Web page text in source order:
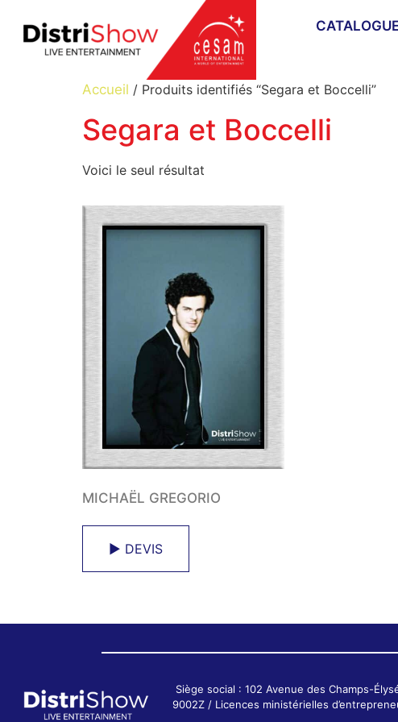
Accueil / Produits identifiés “Segara et Boccelli”
Segara et Boccelli
Voici le seul résultat
MICHAËL GREGORIO
► DEVIS
Siège social : 102 Avenue des Champs-
9002Z / Licences ministérielles